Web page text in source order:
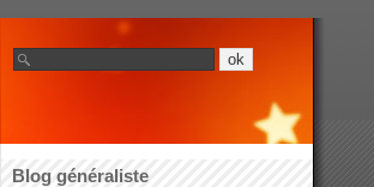
Blog généraliste